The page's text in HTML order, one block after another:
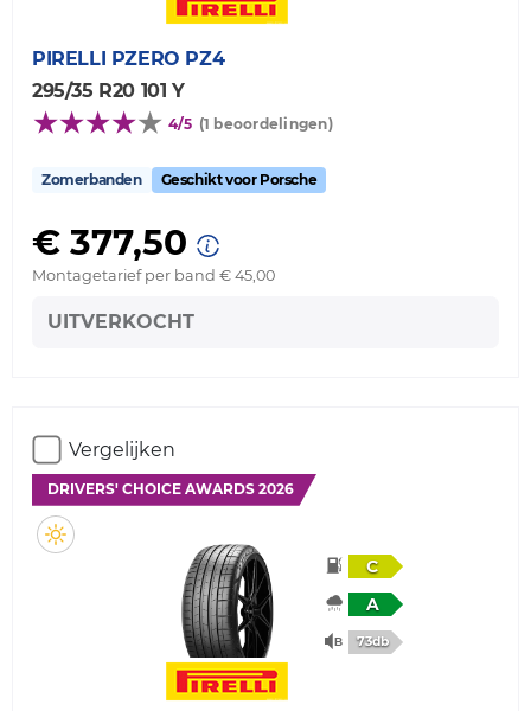
PIRELLI PZERO PZ4
295/35 R20 101 Y
4/5 (1 beoordelingen)
Zomerbanden Geschikt voor Porsche
€ 377,50
Montagetarief per band € 45,00
UITVERKOCHT
Vergelijken
DRIVERS' CHOICE AWARDS 2026
C
A
73db